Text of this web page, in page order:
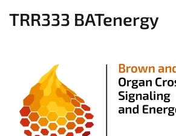
TRR333 BATenergy